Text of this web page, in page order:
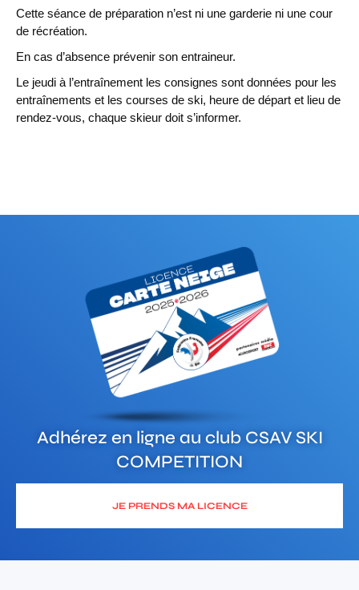
Cette séance de préparation n’est ni une garderie ni une cour
de récréation.
En cas d’absence prévenir son entraineur.
Le jeudi à l’entraînement les consignes sont données pour les
entraînements et les courses de ski, heure de départ et lieu de
rendez-vous, chaque skieur doit s’informer.
Adhérez en ligne au club CSAV SKI
COMPETITION
JE PRENDS MA LICENCE